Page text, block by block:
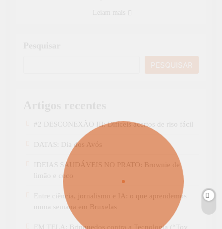
Leiam mais
PESQUISAR
#2 DESCONEXÃO III: Difíceis acertos de riso fácil
DATAS: Dia dos Avós
IDEIAS SAUDÁVEIS NO PRATO: Brownie de
limão e coco
Entre ciência, jornalismo e IA: o que aprendemos
numa semana em Bruxelas
EM TELA: Brinquedos contra a Tecnologia (“Toy